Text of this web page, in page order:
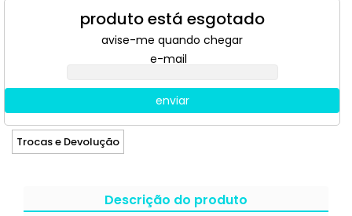
produto está esgotado
avise-me quando chegar
e-mail
enviar
Trocas e Devolução
Descrição do produto